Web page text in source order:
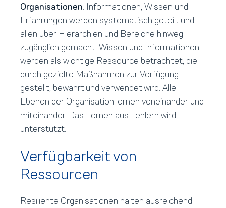
Organisationen. Informationen, Wissen und
Erfahrungen werden systematisch geteilt und
allen über Hierarchien und Bereiche hinweg
zugänglich gemacht. Wissen und Informationen
werden als wichtige Ressource betrachtet, die
durch gezielte Maßnahmen zur Verfügung
gestellt, bewahrt und verwendet wird. Alle
Ebenen der Organisation lernen voneinander und
miteinander. Das Lernen aus Fehlern wird
unterstützt.
Verfügbarkeit von
Ressourcen
Resiliente Organisationen halten ausreichend